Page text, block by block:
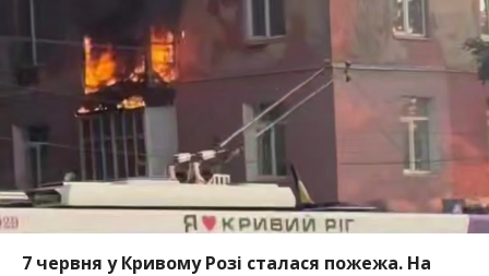
7 червня у Кривому Розі сталася пожежа. На